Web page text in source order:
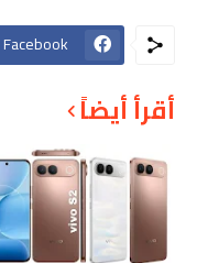
Facebook
أقرأ أيضاً